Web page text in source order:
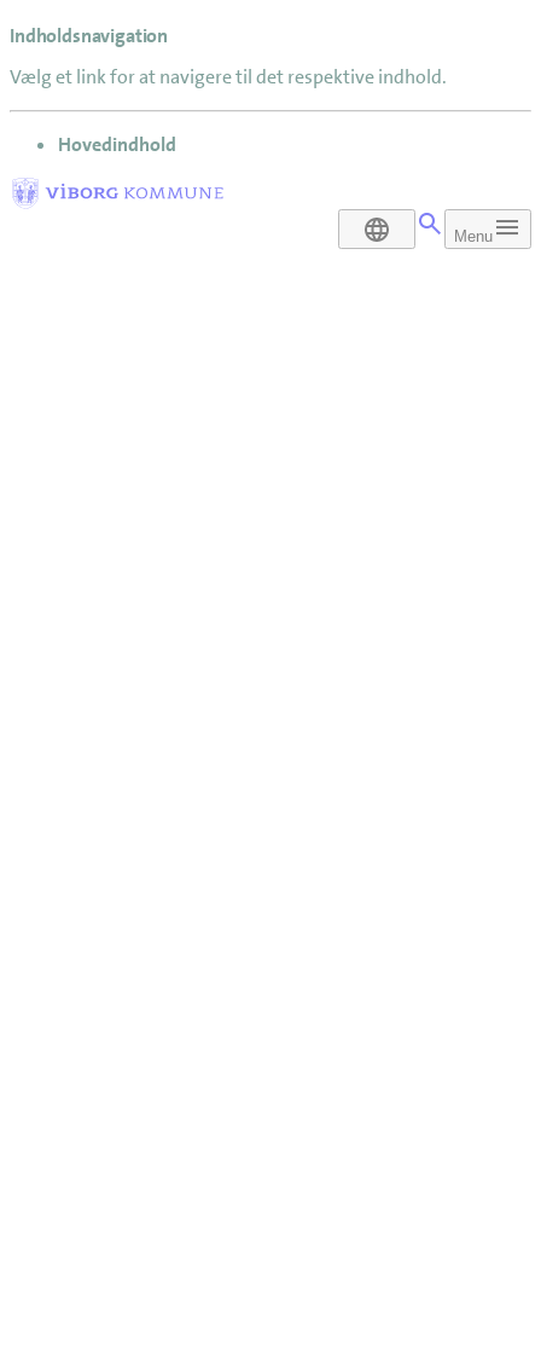
Indholdsnavigation
Vælg et link for at navigere til det respektive indhold.
gå til
Hovedindhold
DA Menu